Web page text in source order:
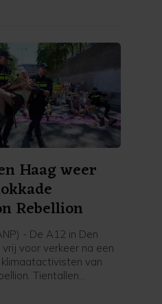
Haag weer
Rebellion
- De A12 in Den
voor verkeer na een
van
Tientallen